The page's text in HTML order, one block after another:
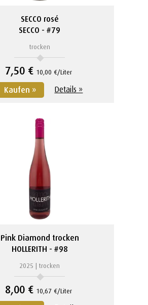
SECCO rosé
SECCO
#79
trocken
7,50 € 10,00 €/Liter
Kaufen » Details »
Pink Diamond trocken
HOLLERITH #98
2025 trocken
8,00 € 10,67 €/Liter